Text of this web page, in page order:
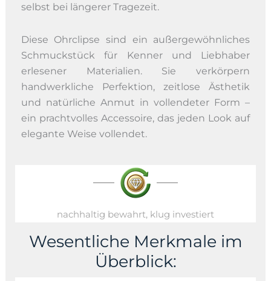
selbst bei längerer Tragezeit.
Diese Ohrclipse sind ein außergewöhnliches
Schmuckstück für Kenner und Liebhaber
erlesener Materialien. Sie verkörpern
handwerkliche Perfektion, zeitlose Ästhetik
und natürliche Anmut in vollendeter Form –
ein prachtvolles Accessoire, das jeden Look auf
elegante Weise vollendet.
nachhaltig bewahrt, klug investiert
Wesentliche Merkmale im
Überblick: